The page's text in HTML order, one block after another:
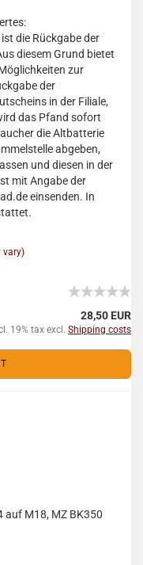
die Rückgabe der
diesem Grund bietet
zur
der
in der Filiale,
das Pfand sofort
die Altbatterie
abgeben,
und diesen in der
mit Angabe der
einsenden. In
vary)
28,50 EUR
19% tax excl. Shipping costs
auf M18, MZ BK350